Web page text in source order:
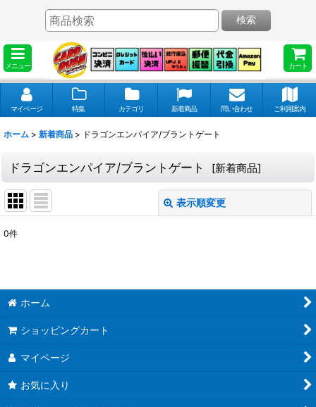
メニュー カート
検索
マイページ 特集 カテゴリ 新着商品 問い合わせ ご利用案内
ホーム > 新着商品 > ドラゴンエンパイア/ブラントゲート
ドラゴンエンパイア/ブラントゲート [新着商品]
表示順変更
絞り込む
0件
ホーム
ショッピングカート
マイページ
お気に入り